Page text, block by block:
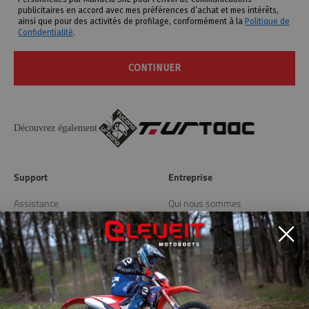
publicitaires en accord avec mes préférences d’achat et mes intérêts,
ainsi que pour des activités de profilage, conformément à la Politique de
Confidentialité.
CONTINUER
Découvrez également
Support
Assistance
Livraison et retours
Entreprise
Qui nous sommes
Blog
Store Locator
Liens utiles